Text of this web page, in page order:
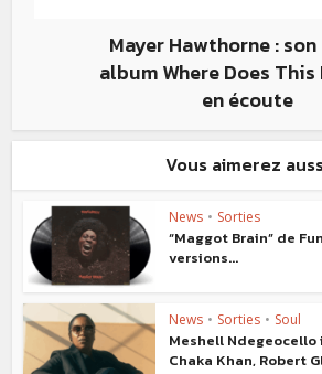
Mayer Hawthorne :
album Where Does This
en écoute
Vous aimerez
News • Sorties
“Maggot Brain” de
versions...
News • Sorties • Soul
Meshell
Chaka Khan, Robert